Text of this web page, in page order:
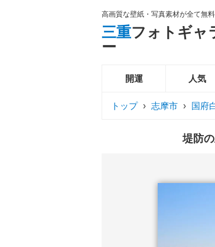
高画質な壁紙・写真素材が全て無料
三重フォトギャ
ー
開運 人気
トップ › 志摩市 › 国府
堤防